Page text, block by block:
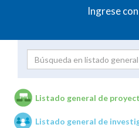
Ingrese
Unidades de
Listado general de
Listado general de